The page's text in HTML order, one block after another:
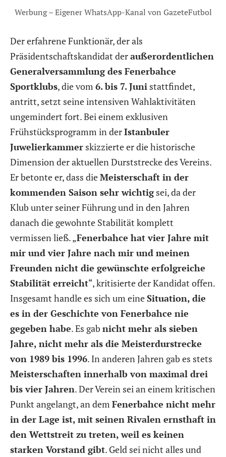
Werbung – Eigener WhatsApp-Kanal von GazeteFutbol
Der erfahrene Funktionär, der als
Präsidentschaftskandidat deraußerordentlichen
Generalversammlung des Fenerbahce
Sportklubs, die vom 6. bis 7. Juni stattfindet,
antritt, setzt seine intensiven Wahlaktivitäten
ungemindert fort. Bei einem exklusiven
Frühstücksprogramm in derIstanbuler
Juwelierkammer skizzierte er die historische
Dimension der aktuellen Durststrecke des Vereins.
Er betonte er, dass dieMeisterschaft in der
kommenden Saison sehr wichtigsei, da der
Klub unter seiner Führung und in den Jahren
danach die gewohnte Stabilität komplett
vermissen ließ. „Fenerbahce hat vier Jahre mit
mir und vier Jahre nach mir und meinen
Freunden nicht die gewünschte erfolgreiche
Stabilität erreicht“, kritisierte der Kandidat offen.
Insgesamt handle es sich um eineSituation, die
es in der Geschichte von Fenerbahce nie
gegeben habe. Es gab nicht mehr als sieben
Jahre, nicht mehr als die Meisterdurstrecke
von 1989 bis 1996. In anderen Jahren gab es stets
Meisterschaften innerhalb von maximal drei
bis vier Jahren. Der Verein sei an einem kritischen
Punkt angelangt, an dem Fenerbahce nicht mehr
in der Lage ist, mit seinen Rivalen ernsthaft in
den Wettstreit zu treten, weil es keinen
starken Vorstand gibt. Geld sei nicht alles und